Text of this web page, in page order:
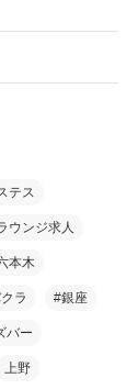
テス
ウンジ求人
本木
ラ #銀座
バー
上野